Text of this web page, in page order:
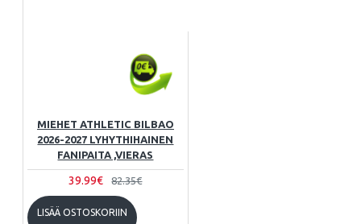
MIEHET ATHLETIC BILBAO
2026-2027 LYHYTHIHAINEN
FANIPAITA ,VIERAS
39.99€ 82.35€
LISÄÄ OSTOSKORIIN